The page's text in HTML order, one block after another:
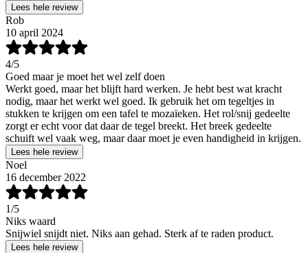
Lees hele review
Rob
10 april 2024
4/5
Goed maar je moet het wel zelf doen
Werkt goed, maar het blijft hard werken. Je hebt best wat kracht
nodig, maar het werkt wel goed. Ik gebruik het om tegeltjes in
stukken te krijgen om een tafel te mozaïeken. Het rol/snij gedeelte
zorgt er echt voor dat daar de tegel breekt. Het breek gedeelte
schuift wel vaak weg, maar daar moet je even handigheid in krijgen.
Lees hele review
Noel
16 december 2022
1/5
Niks waard
Snijwiel snijdt niet. Niks aan gehad. Sterk af te raden product.
Lees hele review